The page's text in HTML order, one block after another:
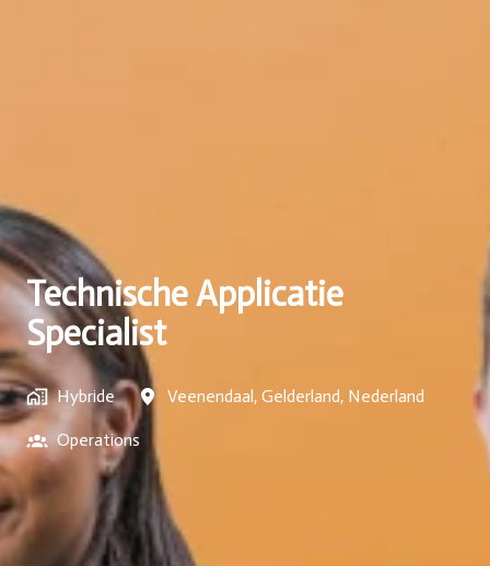
Technische Applicatie
Specialist
Hybride Veenendaal, Gelderland, Nederland
Operations